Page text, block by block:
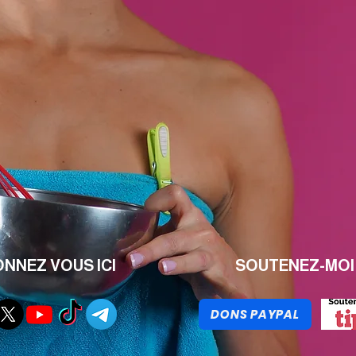
VOUS ICI SOUTENEZ-
DONS PAYPAL